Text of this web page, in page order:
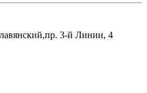
3-й Линии, 4